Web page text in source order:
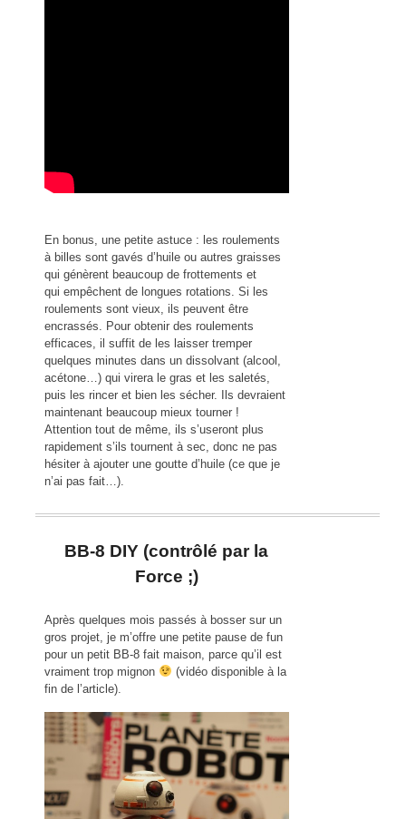
En bonus, une petite astuce : les roulements
à billes sont gavés d’huile ou autres graisses
qui génèrent beaucoup de frottements et
qui empêchent de longues rotations. Si les
roulements sont vieux, ils peuvent être
encrassés. Pour obtenir des roulements
efficaces, il suffit de les laisser tremper
quelques minutes dans un dissolvant (alcool,
acétone…) qui virera le gras et les saletés,
puis les rincer et bien les sécher. Ils devraient
maintenant beaucoup mieux tourner !
Attention tout de même, ils s’useront plus
rapidement s’ils tournent à sec, donc ne pas
hésiter à ajouter une goutte d’huile (ce que je
n’ai pas fait…).
BB-8 DIY (contrôlé par la
Force ;)
Après quelques mois passés à bosser sur un
gros projet, je m’offre une petite pause de fun
pour un petit BB-8 fait maison, parce qu’il est
vraiment trop mignon
(vidéo disponible à la
fin de l’article).